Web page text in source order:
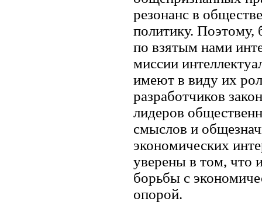
резонанс в
политику. Поэтому,
по взятым нами
миссии
имеют в виду их
разработчиков
лидеров
смыслов и
экономических
уверены в том, что
борьбы с
опорой.